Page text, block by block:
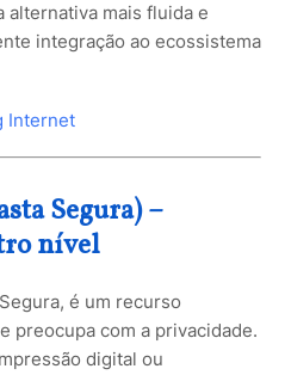
alternativa mais fluida e
integração ao ecossistema
Internet
Segura) –
nível
é um recurso
preocupa com a privacidade.
digital ou